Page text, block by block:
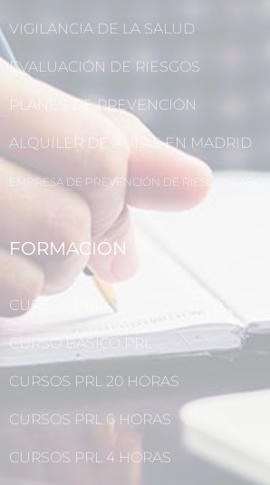
VIGILANCIA DE LA SALUD
EVALUACIÓN DE RIESGOS
PLANES DE PREVENCIÓN
ALQUILER DE AULAS EN MADRID
EMPRESA DE PREVENCIÓN DE RIESGOS
FORMACIÓN
CURSOS PRL
CURSO BÁSICO PRL
CURSOS PRL 20 HORAS
CURSOS PRL 6 HORAS
CURSOS PRL 4 HORAS